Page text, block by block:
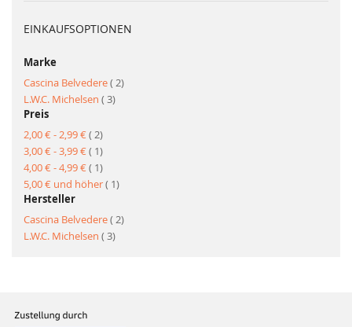
EINKAUFSOPTIONEN
Marke
Cascina Belvedere 2Artikel
L.W.C. Michelsen
3Artikel
Preis
2,00 €-2,99 € 2Artikel
3,00 €-3,99 € 1Artikel
4,00 €-4,99 € 1Artikel
5,00 € und höher 1Artikel
Hersteller
Cascina Belvedere 2Artikel
L.W.C. Michelsen
3Artikel